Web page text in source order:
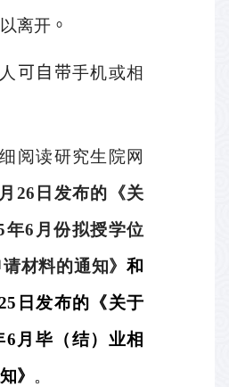
离开 。
人 可自带手机或相
阅读研究生院网
月 26 日发布的《关
年6 月份拟授学位
材料的通知》 和
日发布的《关于
6月毕（结）业相
》 。